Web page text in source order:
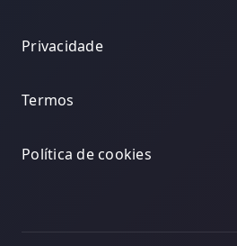
Privacidade
Termos
Política de cookies